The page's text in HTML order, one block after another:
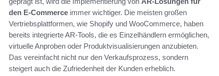
den E-Commerce immer wichtiger. Die meisten großen
Vertriebsplattformen, wie Shopify und WooCommerce, haben
bereits integrierte AR-Tools, die es Einzelhändlern ermöglichen,
virtuelle Anproben oder Produktvisualisierungen anzubieten.
Das vereinfacht nicht nur den Verkaufsprozess, sondern
steigert auch die Zufriedenheit der Kunden erheblich.